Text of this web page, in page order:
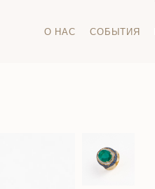
О НАС СОБЫТИЯ